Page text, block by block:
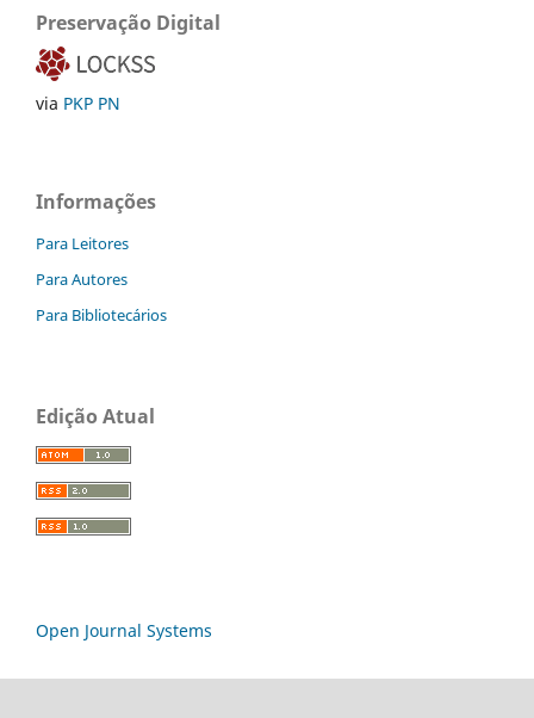
Preservação Digital
via PKP PN
Informações
Para Leitores
Para Autores
Para Bibliotecários
Edição Atual
Open Journal Systems